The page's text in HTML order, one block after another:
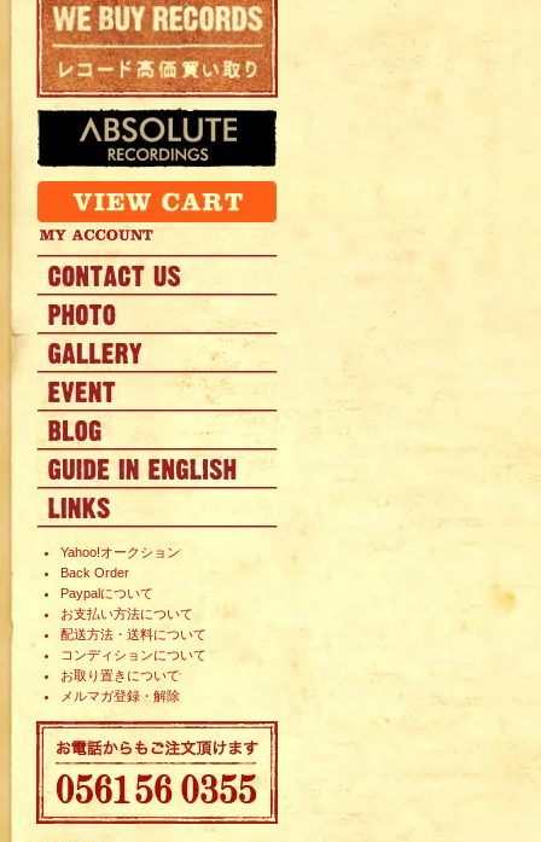
Yahoo!オークション
Back Order
Paypalについて
お支払い方法について
配送方法・送料について
コンディションについて
お取り置きについて
メルマガ登録・解除